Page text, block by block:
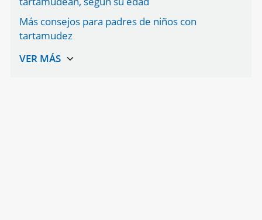
Más consejos para padres de niños con
tartamudez